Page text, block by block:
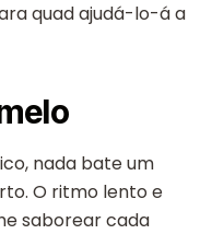
quad ajudá-lo-á a
nada bate um
O ritmo lento e
saborear cada